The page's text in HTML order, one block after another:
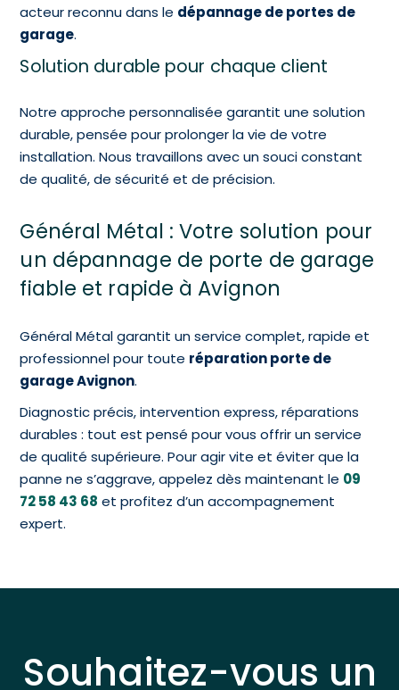
acteur reconnu dans le dépannage de portes de
garage.
Solution durable pour chaque client
Notre approche personnalisée garantit une solution
durable, pensée pour prolonger la vie de votre
installation. Nous travaillons avec un souci constant
de qualité, de sécurité et de précision.
Général Métal : Votre solution pour
un dépannage de porte de garage
fiable et rapide à Avignon
Général Métal garantit un service complet, rapide et
professionnel pour toute réparation porte de
garage Avignon.
Diagnostic précis, intervention express, réparations
durables : tout est pensé pour vous offrir un service
de qualité supérieure. Pour agir vite et éviter que la
panne ne s’aggrave, appelez dès maintenant le 09
72 58 43 68 et profitez d’un accompagnement
expert.
Souhaitez-vous un